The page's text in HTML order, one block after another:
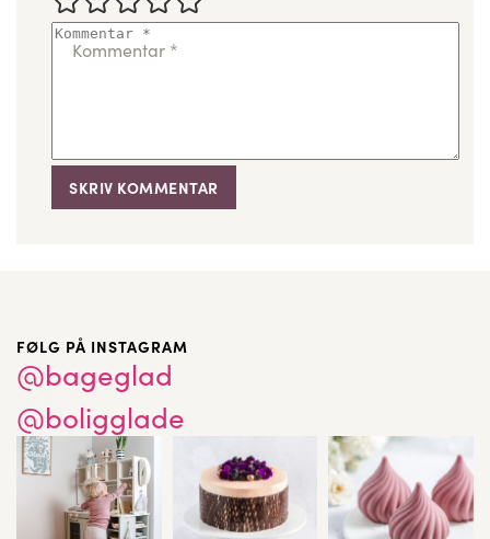
Kommentar *
FØLG PÅ INSTAGRAM
@bageglad
@boligglade